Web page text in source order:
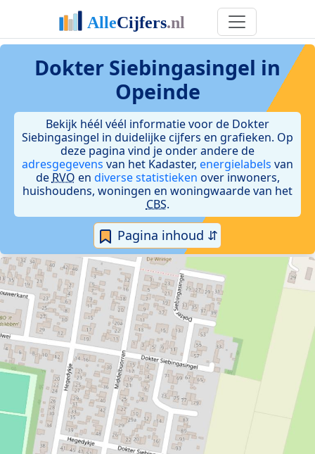
Dokter Siebingasingel in
Opeinde
Bekijk héél véél informatie voor de Dokter
Siebingasingel in duidelijke cijfers en grafieken. Op
deze pagina vind je onder andere de
adresgegevens van het Kadaster, energielabels van
de RVO en diverse statistieken over inwoners,
huishoudens, woningen en woningwaarde van het
CBS.
Pagina inhoud ⇵